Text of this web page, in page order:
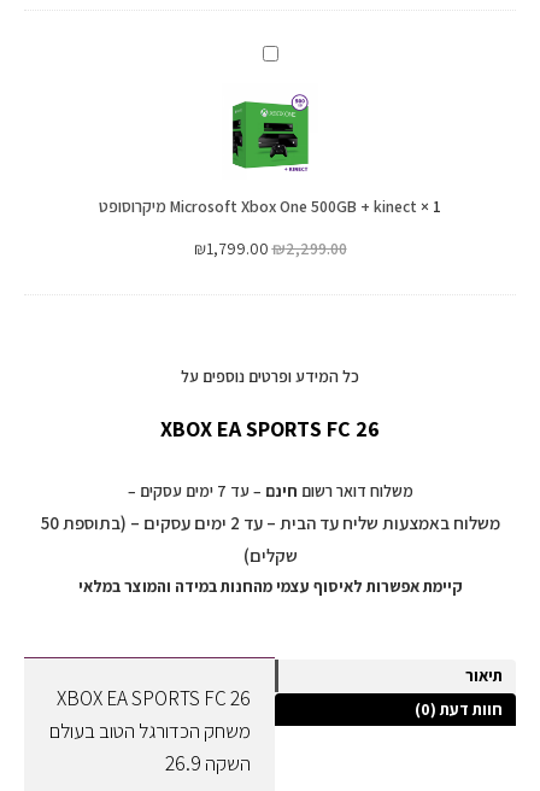
Microsoft
One
500GB
kinect
1
× Microsoft Xbox One 500GB + kinect מיקרוסופט
₪2,299.00
₪1,799.00
כל המידע ופרטים נוספים על
XBOX EA SPORTS FC 26
משלוח דואר רשום חינם – עד 7 ימים עסקים –
משלוח באמצעות שליח עד הבית – עד 2 ימים עסקים – (בתוספת 50
שקלים)
קיימת אפשרות לאיסוף עצמי מהחנות במידה והמוצר במלאי
תיאור
חוות דעת (0)
XBOX EA SPORTS FC 26
משחק הכדורגל הטוב בעולם
השקה 26.9